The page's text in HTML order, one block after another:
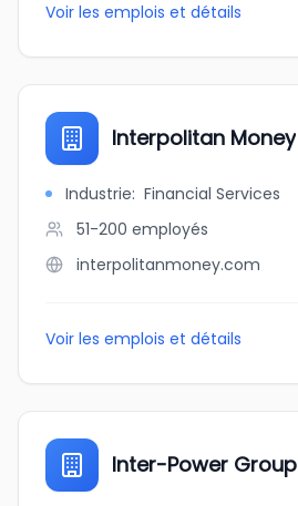
Voir les emplois et détails
Interpolitan Money
Industrie: Financial Services
51-200 employés
interpolitanmoney.com
Voir les emplois et détails
Inter-Power Group